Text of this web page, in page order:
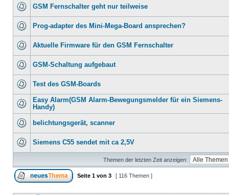
GSM Fernschalter geht nur teilweise
Prog-adapter des Mini-Mega-Board ansprechen?
Aktuelle Firmware für den GSM Fernschalter
GSM-Schaltung aufgebaut
Test des GSM-Boards
Easy Alarm(GSM Alarm-Bewegungsmelder für ein Siemens-
Handy)
belichtungsgerät, scanner
Siemens C55 sendet mit ca 2,5V
Themen der letzten Zeit anzeigen:
Seite 1 von 3 [ 116 Themen ]